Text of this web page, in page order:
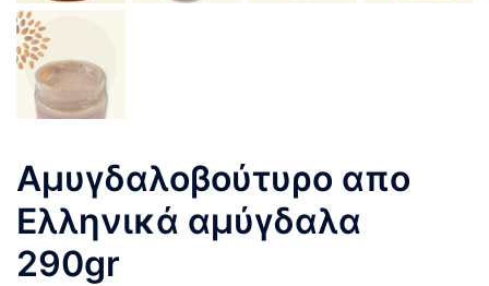
Αμυγδαλοβούτυρο απο
Ελληνικά αμύγδαλα
290gr